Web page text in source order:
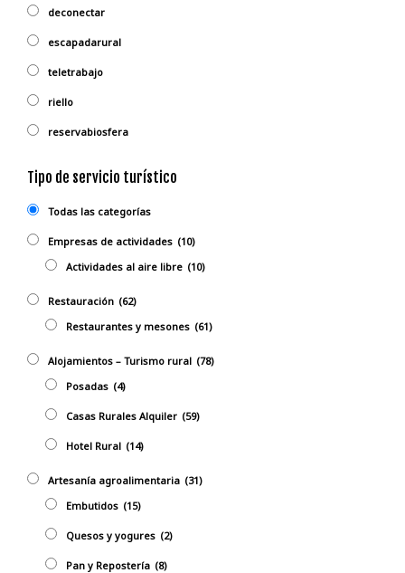
deconectar
escapadarural
teletrabajo
riello
reservabiosfera
Tipo de servicio turístico
Todas las categorías
Empresas de actividades (10)
Actividades al aire libre (10)
Restauración (62)
Restaurantes y mesones (61)
Alojamientos – Turismo rural (78)
Posadas (4)
Casas Rurales Alquiler (59)
Hotel Rural (14)
Artesanía agroalimentaria (31)
Embutidos (15)
Quesos y yogures (2)
Pan y Repostería (8)